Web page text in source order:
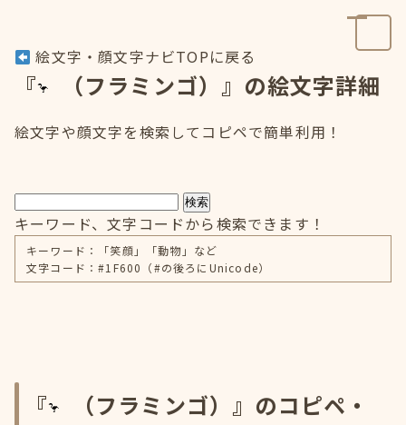
絵文字・顔文字ナビTOPに戻る
『 （フラミンゴ）』の絵文字詳細
絵文字や顔文字を検索してコピペで簡単利用！
検索
キーワード、文字コードから検索できます！
キーワード：「笑顔」「動物」など
文字コード：#1F600（#の後ろにUnicode）
『
（フラミンゴ）』のコピペ・